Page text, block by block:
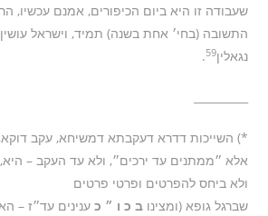
שעבודה זו היא ביום הכיפורים, אמנם עכשיו,
התשובה (בחי׳ אחת בשנה) תמיד, וישראל
נגאלין59
.
*) השייכות דדרא דעקבתא דמשיחא, עקב
אלא ״ממתנים עד ירכים״, ולא עד העקב –
ולא ביחס להפרטים ופרטי פרטים
שברגל גופא (ומצינוב כ ו ״ כ ענינים עד״ז –